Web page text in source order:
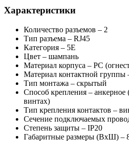
Характеристики
Количество разъемов – 2
Тип разъема – RJ45
Категория – 5E
Цвет – шампань
Материал корпуса – PC
Материал контактной группы
Тип монтажа – скрытый
Способ крепления – анкерное
винтах)
Тип крепления контактов –
Сечение подключаемых
Степень защиты – IP20
Габаритные размеры (ВхШ) –